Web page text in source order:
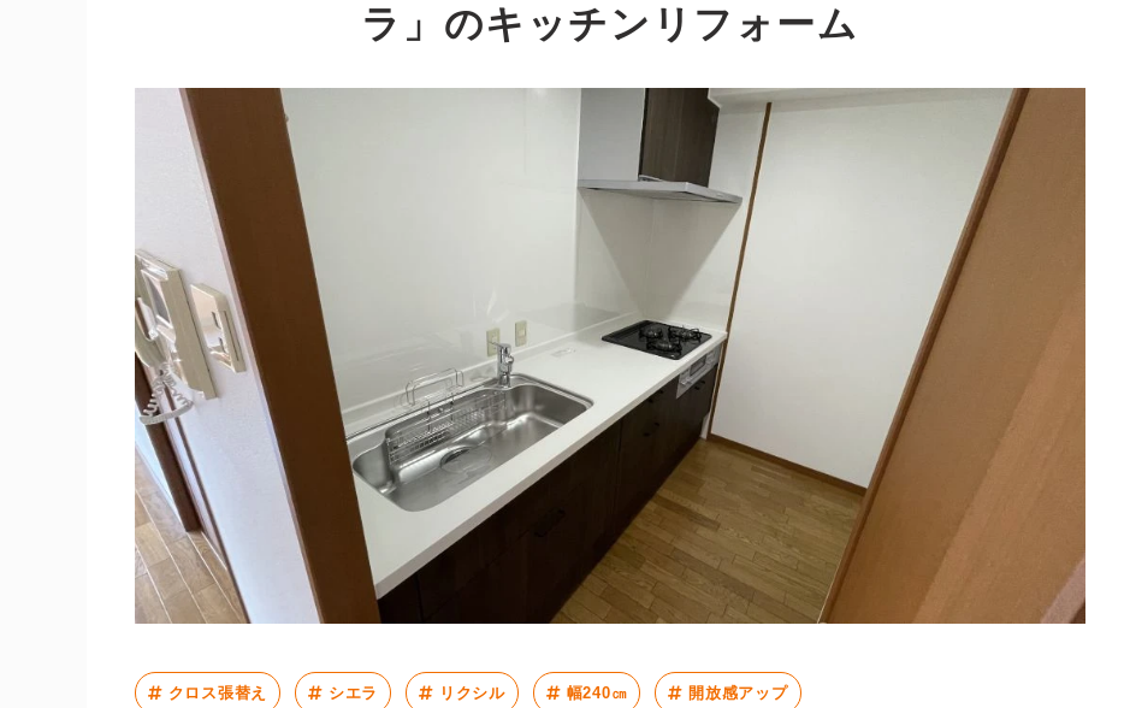
ラ」のキッチンリフォーム
クロス張替え シエラ リクシル 幅240㎝ 開放感アップ